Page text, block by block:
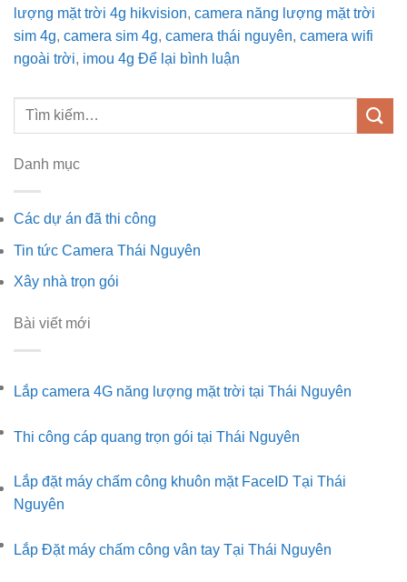
lượng mặt trời 4g hikvision, camera năng lượng mặt trời
sim 4g, camera sim 4g, camera thái nguyên, camera wifi
ngoài trời, imou 4g Để lại bình luận
Danh mục
Các dự án đã thi công
Tin tức Camera Thái Nguyên
Xây nhà trọn gói
Bài viết mới
Lắp camera 4G năng lượng mặt trời tại Thái Nguyên
có
luận
ở
camera
Thi công cáp quang trọn gói tại Thái Nguyên
có
bình
ở
Lắp đặt máy chấm công khuôn mặt FaceID Tại Thái
Nguyên
có
Lắp Đặt máy chấm công vân tay Tại Thái Nguyên